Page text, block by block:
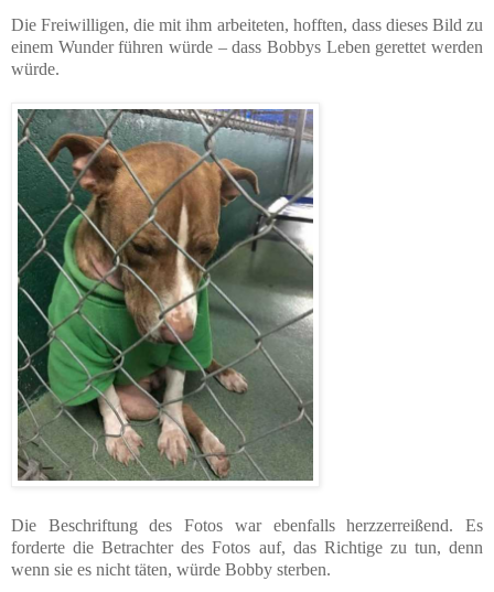
Die Freiwilligen, die mit ihm arbeiteten, hofften, dass dieses Bild zu
einem Wunder führen würde – dass Bobbys Leben gerettet werden
würde.
Die Beschriftung des Fotos war ebenfalls herzzerreißend. Es
forderte die Betrachter des Fotos auf, das Richtige zu tun, denn
wenn sie es nicht täten, würde Bobby sterben.